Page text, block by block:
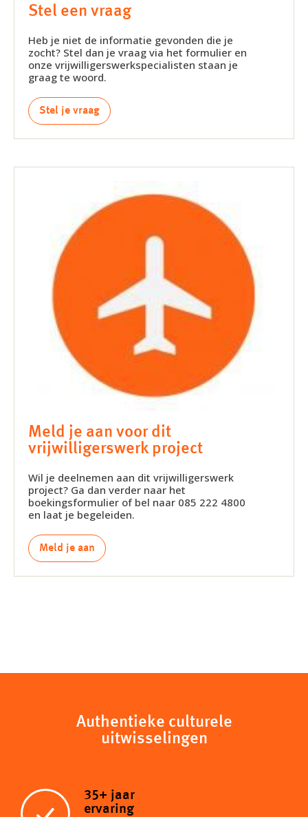
Stel een vraag
Heb je niet de informatie gevonden die je
zocht? Stel dan je vraag via het formulier en
onze vrijwilligerswerkspecialisten staan je
graag te woord.
Stel je vraag
Meld je aan voor dit
vrijwilligerswerk project
Wil je deelnemen aan dit vrijwilligerswerk
project? Ga dan verder naar het
boekingsformulier of bel naar 085 222 4800
en laat je begeleiden.
Meld je aan
Authentieke culturele
uitwisselingen
35+ jaar
ervaring